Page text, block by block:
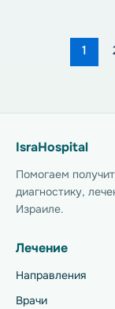
1
IsraHospital
Помогаем
диагностику,
Израиле.
Лечение
Направления
Врачи